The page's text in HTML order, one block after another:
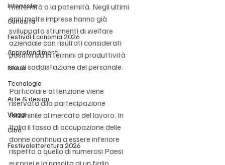
Interviste
Curiosità
Festival Economia 2026
Approfondimenti
Moda
Tecnologia
Arte & design
Viaggi
Cibo
Festivaletteratura 2026
maternità o la paternità. Negli ultimi
anni molte imprese hanno già
sviluppato strumenti di welfare
aziendale con risultati considerati
positivi sia in termini di produttività
sia di soddisfazione del personale.
Particolare attenzione viene
riservata alla partecipazione
femminile al mercato del lavoro. In
Italia il tasso di occupazione delle
donne continua a essere inferiore
rispetto a quello di numerosi Paesi
europei e la nascita di un figlio